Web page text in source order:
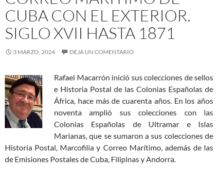
CUBA CON EL EXTERIOR.
SIGLO XVII HASTA 1871
3 MARZO, 2024 DEJA UN COMENTARIO
Rafael Macarrón inició sus colecciones de sellos
e Historia Postal de las Colonias Españolas de
África, hace más de cuarenta años. En los años
noventa amplió sus colecciones con las
Colonias Españolas de Ultramar e Islas
Marianas, que se sumaron a sus colecciones de
Historia Postal, Marcofilia y Correo Marítimo, además de las
de Emisiones Postales de Cuba, Filipinas y Andorra.